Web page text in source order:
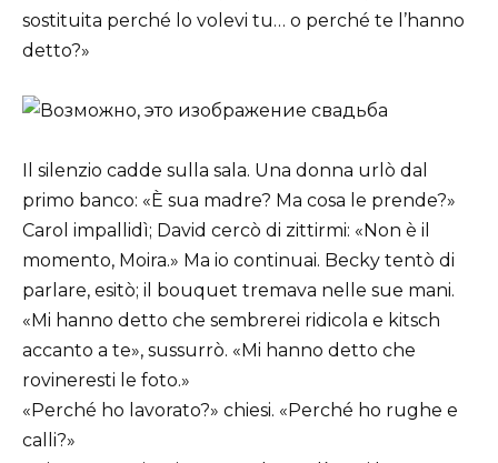
sostituita perché lo volevi tu… o perché te l’hanno
detto?»
Il silenzio cadde sulla sala. Una donna urlò dal
primo banco: «È sua madre? Ma cosa le prende?»
Carol impallidì; David cercò di zittirmi: «Non è il
momento, Moira.» Ma io continuai. Becky tentò di
parlare, esitò; il bouquet tremava nelle sue mani.
«Mi hanno detto che sembrerei ridicola e kitsch
accanto a te», sussurrò. «Mi hanno detto che
rovineresti le foto.»
«Perché ho lavorato?» chiesi. «Perché ho rughe e
calli?»